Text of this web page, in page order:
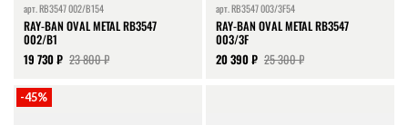
арт.RB3547 002/B154
RAY-BAN OVAL METAL RB3547
002/B1
19 730 ₽ 23 800 ₽
арт.RB3547 003/3F54
RAY-BAN OVAL METAL RB3547
003/3F
20 390 ₽ 25 300 ₽
-45%